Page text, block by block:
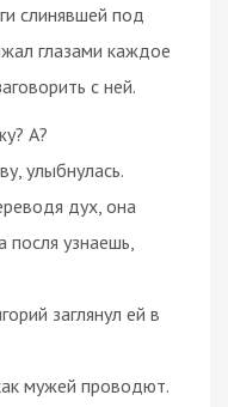
слинявшей под
глазами каждое
с ней.
А?
улыбнулась.
дух, она
посля узнаешь,
заглянул ей в
мужей проводют.